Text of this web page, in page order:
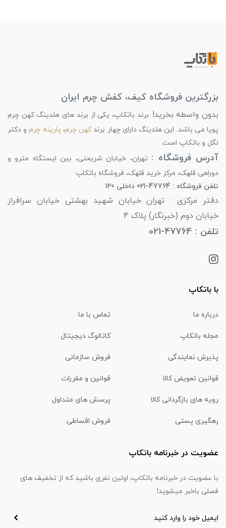
بزرگترین فروشگاه کیف، کفش چرم ایران
بدون واسطه بخرید! برند باتکاپ، یکی از برند های هلدینگ کهن چرم
پویا می باشد. این هلدینگ دارای چهار برندکهن چرم، پارینه چرمو دکتر
نگل و باتکاپ است.
آدرس فروشگاه : تهران، خیابان شریعتی، بین ایستگاه مترو و
دوراهی قلهک، مرکز خرید قلهک، فروشگاه باتکاپ
تلفن فروشگاه : 47764-021 داخلی 120
دفتر مرکزی : تهران خیابان شهید بهشتی خیابان سرافراز
خیابان دوم (خبرنگار) پلاک 4
تلفن : 47764-021
با باتکاپ
درباره ما تماس با ما
مجله باتکاپ کاتالوگ دیجیتال
پذیرش نمایندگی فروش سازمانی
قوانین تعویض کالا قوانین و مقررات
رویه های بازگردانی کالا پرسش های متداول
رهگیری پستی فروش اقساطی
عضویت در خبرنامه باتکاپ
با عضویت در خبرنامه باتکاپ، اولین نفری باشید که از تخفیف های
فصلی باخبر میشوید!